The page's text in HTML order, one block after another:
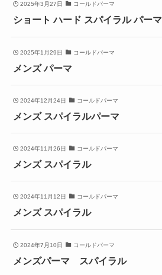
2025年3月27日 コールドパーマ
ショート ハード スパイラル パーマ
2025年1月29日 コールドパーマ
メンズ パーマ
2024年12月24日 コールドパーマ
メンズ スパイラルパーマ
2024年11月26日 コールドパーマ
メンズ スパイラル
2024年11月12日 コールドパーマ
メンズ スパイラル
2024年7月10日 コールドパーマ
メンズパーマ スパイラル